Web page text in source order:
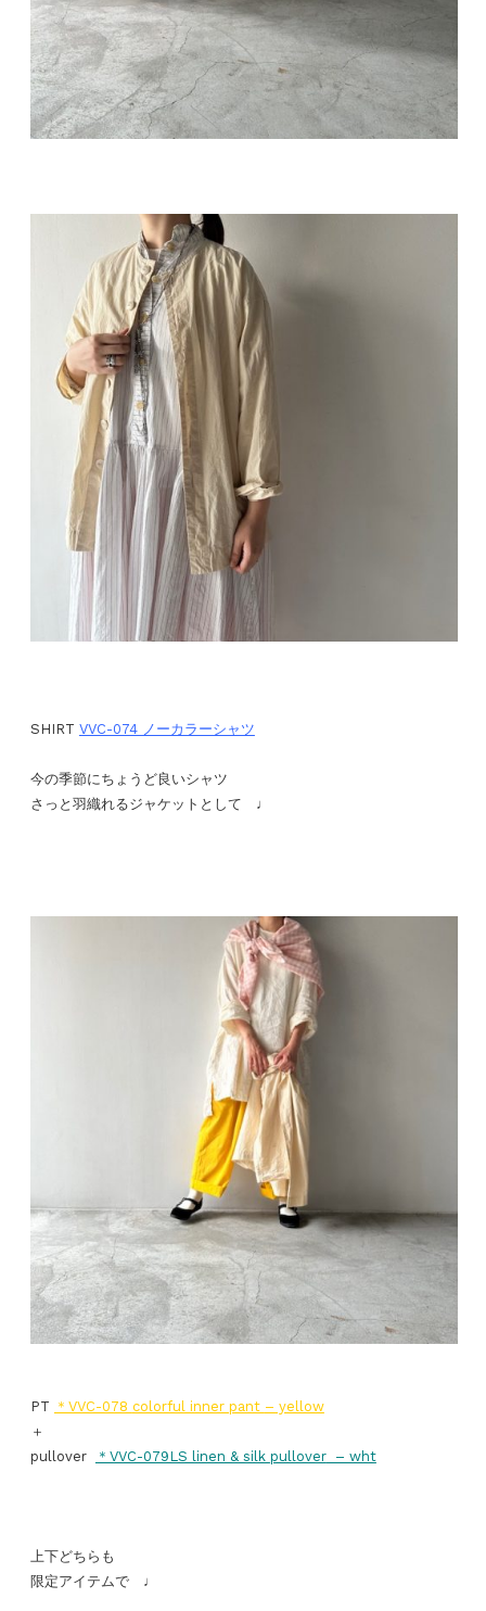
SHIRT VVC-074 ノーカラーシャツ
今の季節にちょうど良いシャツ
さっと羽織れるジャケットとして ♩
PT ＊VVC-078 colorful inner pant – yellow
＋
pullover
＊VVC-079LS linen & silk pullover– wht
上下どちらも
限定アイテムで ♩